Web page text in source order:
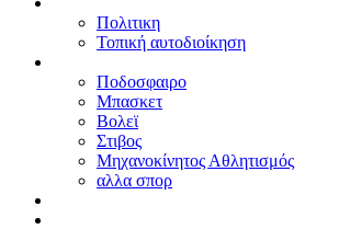
Πολιτικη
Τοπική αυτοδιοίκηση
Ποδοσφαιρο
Μπασκετ
Βολεϊ
Στιβος
Μηχανοκίνητος Αθλητισμός
αλλα σπορ